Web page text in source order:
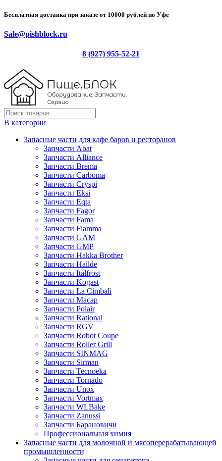
Бесплатная доставка при заказе от 10000 рублей по Уфе
Sale@pishblock.ru
8 (927) 955-52-21
В категории
Запасные части для кафе баров и ресторанов
Запчасти Abat
Запчасти Alliance
Запчасти Brema
Запчасти Carboma
Запчасти Cryspi
Запчасти Eksi
Запчасти Eqta
Запчасти Fagor
Запчасти Fama
Запчасти Fiamma
Запчасти GAM
Запчасти GMP
Запчасти Hakka Brother
Запчасти Hallde
Запчасти Italfrost
Запчасти Kogast
Запчасти La Cimbali
Запчасти Macap
Запчасти Polair
Запчасти Rational
Запчасти RGV
Запчасти Robot Coupe
Запчасти Roller Grill
Запчасти SINMAG
Запчасти Sirman
Запчасти Tecnoeka
Запчасти Tornado
Запчасти Unox
Запчасти Vortmax
Запчасти WLBake
Запчасти Zanussi
Запчасти Барановичи
Профессиональная химия
Запасные части для молочной и мясоперерабатывающей
промышленности